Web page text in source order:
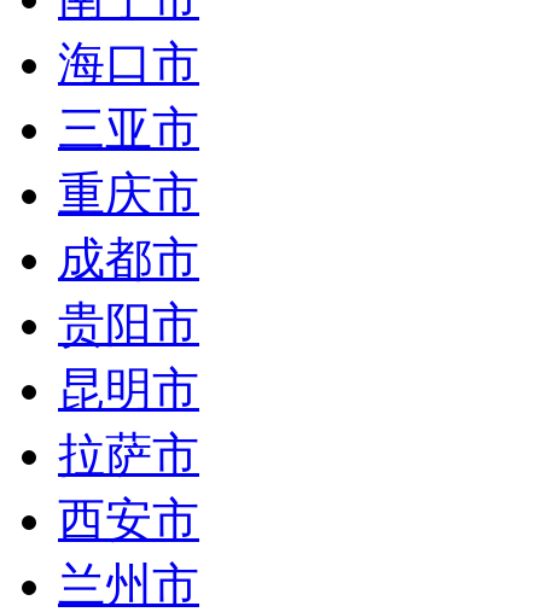
海口市
三亚市
重庆市
成都市
贵阳市
昆明市
拉萨市
西安市
兰州市